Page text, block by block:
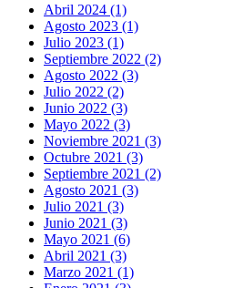
Abril 2024 (1)
Agosto 2023 (1)
Julio 2023 (1)
Septiembre 2022 (2)
Agosto 2022 (3)
Julio 2022 (2)
Junio 2022 (3)
Mayo 2022 (3)
Noviembre 2021 (3)
Octubre 2021 (3)
Septiembre 2021 (2)
Agosto 2021 (3)
Julio 2021 (3)
Junio 2021 (3)
Mayo 2021 (6)
Abril 2021 (3)
Marzo 2021 (1)